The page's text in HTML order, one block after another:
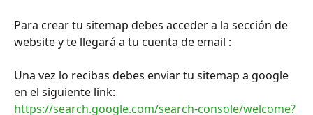
Para crear tu sitemap debes acceder a la sección de
website y te llegará a tu cuenta de email :
Una vez lo recibas debes enviar tu sitemap a google
en el siguiente link:
https://search.google.com/search-console/welcome?